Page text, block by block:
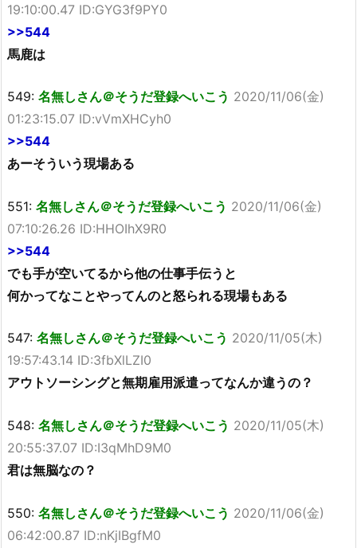
19:10:00.47 ID:GYG3f9PY0
>>544
馬鹿は
549: 名無しさん＠そうだ登録へいこう 2020/11/06(金)
01:23:15.07 ID:vVmXHCyh0
>>544
あーそういう現場ある
551: 名無しさん＠そうだ登録へいこう 2020/11/06(金)
07:10:26.26 ID:HHOIhX9R0
>>544
でも手が空いてるから他の仕事手伝うと
何かってなことやってんのと怒られる現場もある
547: 名無しさん＠そうだ登録へいこう 2020/11/05(木)
19:57:43.14 ID:3fbXlLZI0
アウトソーシングと無期雇用派遣ってなんか違うの？
548: 名無しさん＠そうだ登録へいこう 2020/11/05(木)
20:55:37.07 ID:I3qMhD9M0
君は無脳なの？
550: 名無しさん＠そうだ登録へいこう 2020/11/06(金)
06:42:00.87 ID:nKjIBgfM0